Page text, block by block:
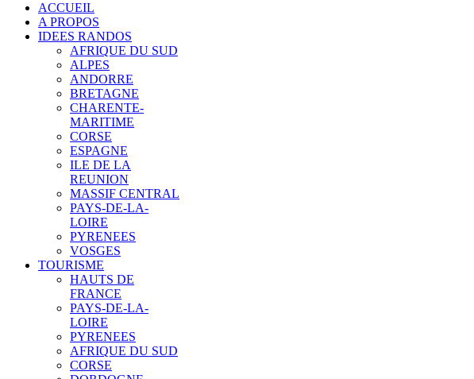
ACCUEIL
A PROPOS
IDEES RANDOS
AFRIQUE DU SUD
ALPES
ANDORRE
BRETAGNE
CHARENTE-
MARITIME
CORSE
ESPAGNE
ILE DE LA
REUNION
MASSIF CENTRAL
PAYS-DE-LA-
LOIRE
PYRENEES
VOSGES
TOURISME
HAUTS DE
FRANCE
PAYS-DE-LA-
LOIRE
PYRENEES
AFRIQUE DU SUD
CORSE